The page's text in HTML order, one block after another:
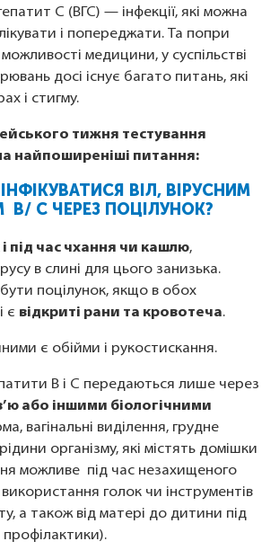
C (ВГС) — інфекції, які можна
і попереджати. Та попри
можливості медицини, у суспільстві
досі існує багато питань, які
і стигму.
тижня тестування
найпоширеніші питання:
ВІЛ, ВІРУСНИМ
В/ С ЧЕРЕЗ ПОЦІЛУНОК?
і під час чхання чи кашлю,
в слині для цього занизька.
поцілунок, якщо в обох
є відкриті рани та кровотеча.
є обійми і рукостискання.
В і С передаються лише через
або іншими біологічними
вагінальні виділення, грудне
організму, які містять домішки
можливе під час незахищеного
використання голок чи інструментів
а також від матері до дитини під
профілактики).